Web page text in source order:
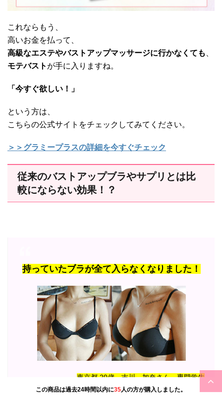
これならもう、
高いお金を払って、
高級なエステやバストアップマッサージに行かなくても
モテバスト が手に入りますね。
「今すぐ欲しい！」
という方は、
こちらの公式サイトをチェックしてみてください。
＞＞グラミープラスの詳細を今すぐチェック
従来のバストアップブラやサプリとは比
較にならない効果！？
持っていたブラが全て入らなくなりました！
東京都 20歳 吉川 加奈さん 専門学生
キャンペーン特別価格終了まで残り個数3 個です。